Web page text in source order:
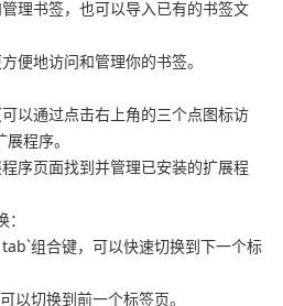
理书签，也可以导入已有的书签文
便地访问和管理你的书签。
以通过点击右上角的三个点图标访
程序。
序页面找到并管理已安装的扩展程
组合键，可以快速切换到下一个标
以切换到前一个标签页。